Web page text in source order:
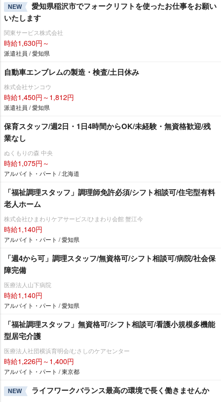
NEW
愛知県稲沢市でフォークリフトを使ったお仕事をお願い
いたします
関東サービス株式会社
時給1,630円～
派遣社員 / 愛知県
自動車エンブレムの製造・検査/土日休み
株式会社サンコウ
時給1,450円～1,812円
派遣社員 / 愛知県
保育スタッフ/週2日・1日4時間からOK/未経験・無資格歓迎/残
業なし
ぬくもりの森 中央
時給1,075円～
アルバイト・パート / 北海道
「福祉調理スタッフ」調理師免許必須/シフト相談可/住宅型有料
老人ホーム
株式会社ひまわりケアサービス/ひまわり会館 蟹江今
時給1,140円
アルバイト・パート / 愛知県
「週4から可」調理スタッフ/無資格可/シフト相談可/病院/社会保
障完備
医療法人山下病院
時給1,140円
アルバイト・パート / 愛知県
「福祉調理スタッフ」無資格可/シフト相談可/看護小規模多機能
型居宅介護
医療法人社団横浜育明会/むさしのケアセンター
時給1,226円～1,400円
アルバイト・パート / 東京都
NEW ライフワークバランス最高の環境で長く働きませんか